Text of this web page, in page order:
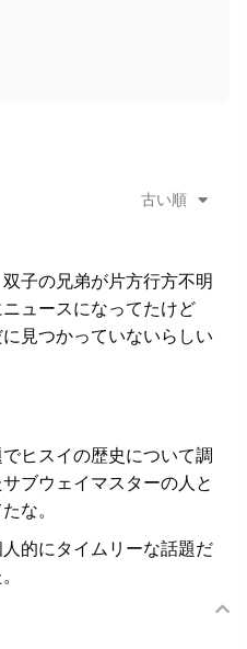
古い順
子の兄弟が片方行方不明
ュースになってたけど
見つかっていないらしい
ヒスイの歴史について調
ブウェイマスターの人と
な。
的にタイムリーな話題だ